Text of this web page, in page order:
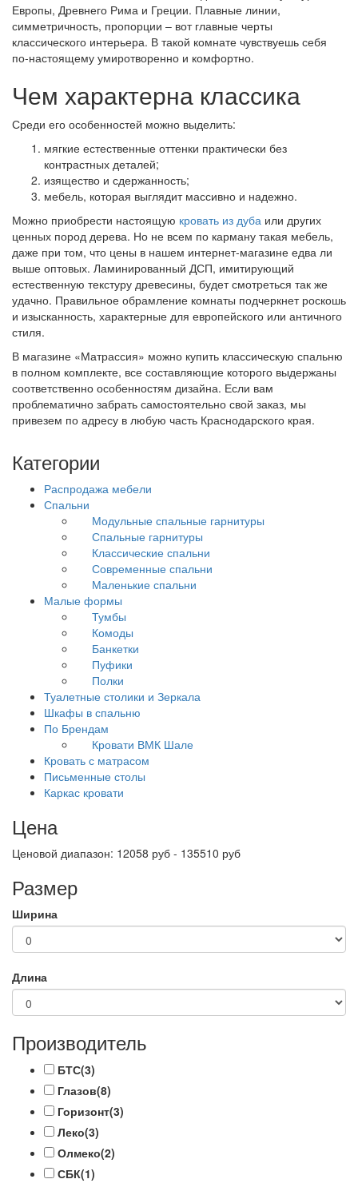
Европы, Древнего Рима и Греции. Плавные линии,
симметричность, пропорции – вот главные черты
классического интерьера. В такой комнате чувствуешь себя
по-настоящему умиротворенно и комфортно.
Чем характерна классика
Среди его особенностей можно выделить:
мягкие естественные оттенки практически без
контрастных деталей;
изящество и сдержанность;
мебель, которая выглядит массивно и надежно.
Можно приобрести настоящую кровать из дуба или других
ценных пород дерева. Но не всем по карману такая мебель,
даже при том, что цены в нашем интернет-магазине едва ли
выше оптовых. Ламинированный ДСП, имитирующий
естественную текстуру древесины, будет смотреться так же
удачно. Правильное обрамление комнаты подчеркнет роскошь
и изысканность, характерные для европейского или античного
стиля.
В магазине «Матрассия» можно купить классическую спальню
в полном комплекте, все составляющие которого выдержаны
соответственно особенностям дизайна. Если вам
проблематично забрать самостоятельно свой заказ, мы
привезем по адресу в любую часть Краснодарского края.
Категории
Распродажа мебели
Спальни
Модульные спальные гарнитуры
Спальные гарнитуры
Классические спальни
Современные спальни
Маленькие спальни
Малые формы
Тумбы
Комоды
Банкетки
Пуфики
Полки
Туалетные столики и Зеркала
Шкафы в спальню
По Брендам
Кровати ВМК Шале
Кровать с матрасом
Письменные столы
Каркас кровати
Цена
Ценовой диапазон: 12058 руб - 135510 руб
Размер
Ширина
Длина
Производитель
БТС(3)
Глазов(8)
Горизонт(3)
Леко(3)
Олмеко(2)
СБК(1)